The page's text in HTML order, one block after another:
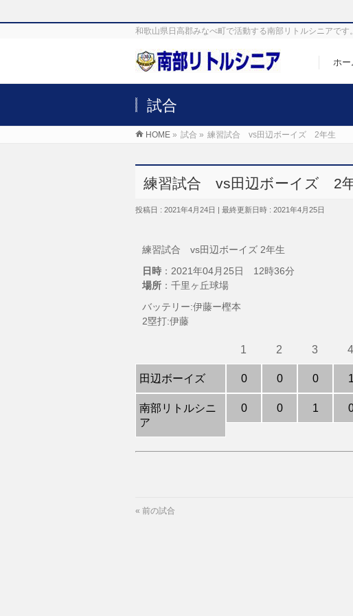
和歌山県日高郡みなべ町で活動する南部リトルシニアで
ホー
試合
HOME » 試合 » 練習試合 vs田辺ボーイズ 2年生
練習試合 vs田辺ボーイズ 2
投稿日 : 2021年4月24日 最終更新日時 : 2021年4月25日
練習試合 vs田辺ボーイズ 2年生
日時 ：2021年04月25日 12時36分
場所 ：千里ヶ丘球場
バッテリー:伊藤ー樫本
2塁打:伊藤
田辺ボーイズ
南部リトルシニ
ア
1
0
0
2
0
0
3
0
1
4
1
« 前の試合